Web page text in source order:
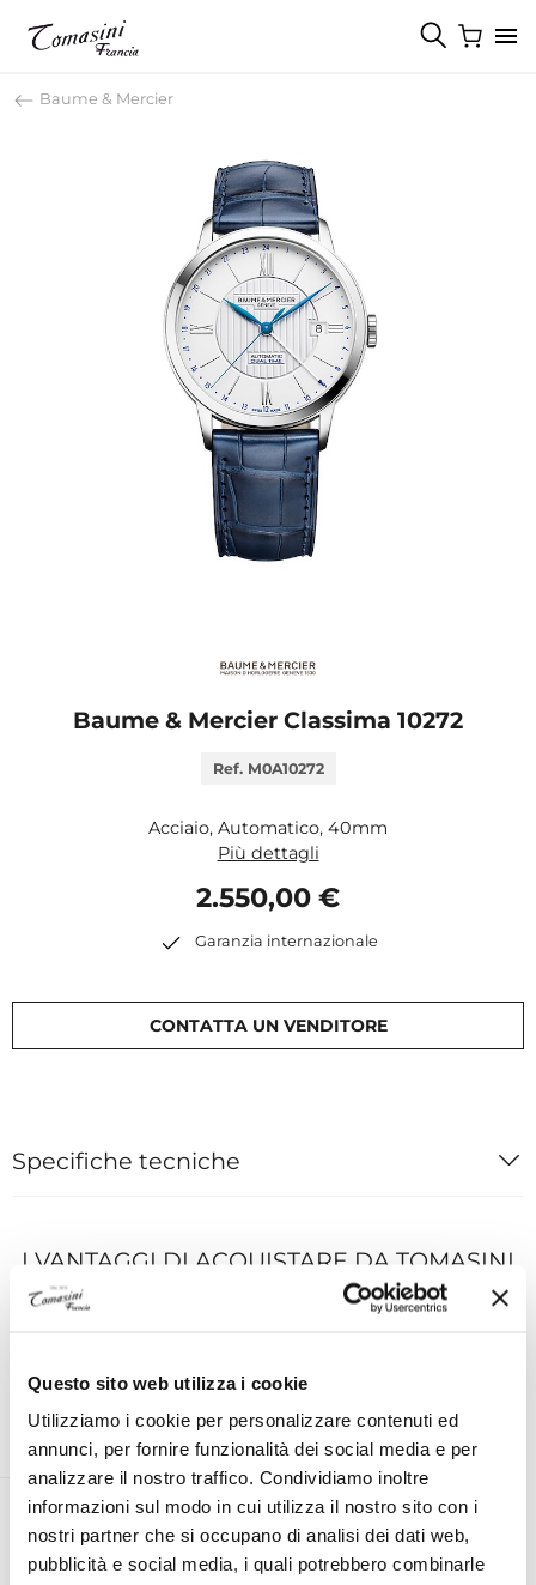
Questo sito web utilizza i cookie
Utilizziamo i cookie per personalizzare contenuti ed
annunci, per fornire funzionalità dei social media e per
analizzare il nostro traffico. Condividiamo inoltre
informazioni sul modo in cui utilizza il nostro sito con i
nostri partner che si occupano di analisi dei dati web,
pubblicità e social media, i quali potrebbero combinarle
Baume & Mercier
Baume & Mercier Classima 10272
Ref. M0A10272
Acciaio, Automatico, 40mm
Più dettagli
2.550,00 €
Garanzia internazionale
CONTATTA UN VENDITORE
Specifiche tecniche
I VANTAGGI DI ACQUISTARE DA TOMASINI
ESPERTO PERSONALE ON
DEMAND AL TUO SERVIZIO
PER TUTTE LE MARCHE
RESO ENTRO 14 GIORNI DALLA
SPEDIZIONE GRATUITA IN ITALIA